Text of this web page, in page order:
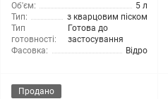
Об'єм:
5 л
Тип:
з кварцовим піском
Тип
готовності:
Готова до
застосування
Фасовка:
Відро
Продано